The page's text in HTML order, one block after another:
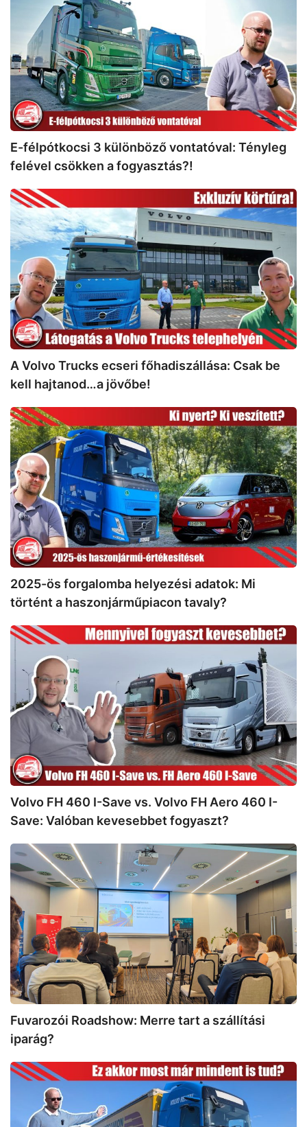
különböző
vontatóval:
Tényleg
felével
csökken
a
fogyasztás?!
E-félpótkocsi 3 különböző vontatóval: Tényleg
felével csökken a fogyasztás?!
A
Volvo
Trucks
ecseri
főhadiszállása:
Csak
be
kell
hajtanod…
a
jövőbe!
A Volvo Trucks ecseri főhadiszállása: Csak be
kell hajtanod…a jövőbe!
2025-
ös
forgalomba
helyezési
adatok:
Mi
történt
a
haszonjárműpiacon
tavaly?
2025-ös forgalomba helyezési adatok: Mi
történt a haszonjárműpiacon tavaly?
Volvo
460
Save
vs.
Volvo
Aero
460
I-
Save:
kevesebbet
fogyaszt?
Volvo FH 460 I-Save vs. Volvo FH Aero 460 I-
Save: Valóban kevesebbet fogyaszt?
Fuvarozói
Roadshow:
Merre
tart
a
szállítási
iparág?
Fuvarozói Roadshow: Merre tart a szállítási
iparág?
Volvo
4×2